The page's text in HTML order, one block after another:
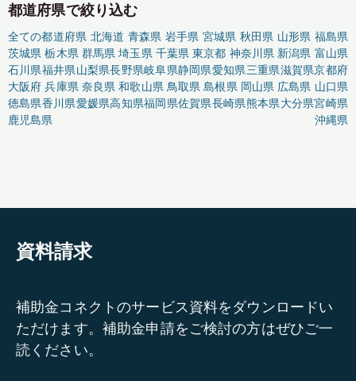
都道府県で絞り込む
全ての都道府県 北海道 青森県 岩手県 宮城県 秋田県 山形県 福島県
茨城県 栃木県 群馬県 埼玉県 千葉県 東京都 神奈川県 新潟県 富山県
石川県福井県山梨県長野県岐阜県静岡県愛知県三重県滋賀県京都府
大阪府 兵庫県 奈良県 和歌山県 鳥取県 島根県 岡山県 広島県 山口県
徳島県香川県愛媛県高知県福岡県佐賀県長崎県熊本県大分県宮崎県
鹿児島県
沖縄県
資料請求
補助金コネクトのサービス資料をダウンロードい
ただけます。補助金申請をご検討の方はぜひご一
読ください。